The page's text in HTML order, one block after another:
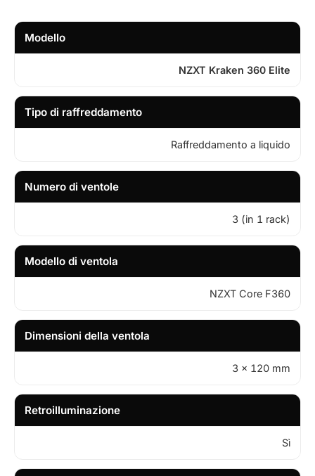
Modello
NZXT Kraken 360 Elite
Tipo di raffreddamento
Raffreddamento a liquido
Numero di ventole
3 (in 1 rack)
Modello di ventola
NZXT Core F360
Dimensioni della ventola
3 x 120 mm
Retroilluminazione
Sì